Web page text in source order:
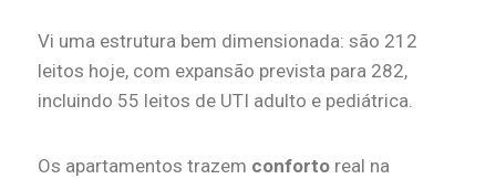
Vi uma estrutura bem dimensionada: são 212
leitos hoje, com expansão prevista para 282,
incluindo 55 leitos de UTI adulto e pediátrica.
Os apartamentos trazem conforto real na